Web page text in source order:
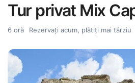
Tur privat Mix
6 oră Rezervați acum, plătiți mai târziu